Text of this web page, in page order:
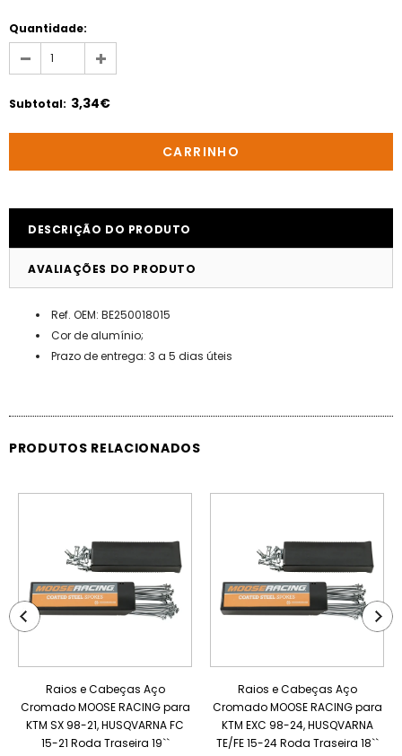
Quantidade:
Subtotal: 3,34€
DESCRIÇÃO DO PRODUTO
AVALIAÇÕES DO PRODUTO
Ref. OEM: BE250018015
Cor de alumínio;
Prazo de entrega: 3 a 5 dias úteis
PRODUTOS RELACIONADOS
Raios e Cabeças Aço
Cromado MOOSE RACING para
KTM SX 98-21, HUSQVARNA FC
15-21 Roda Traseira 19``
Raios e Cabeças Aço
Cromado MOOSE RACING para
KTM EXC 98-24, HUSQVARNA
TE/FE 15-24 Roda Traseira 18``